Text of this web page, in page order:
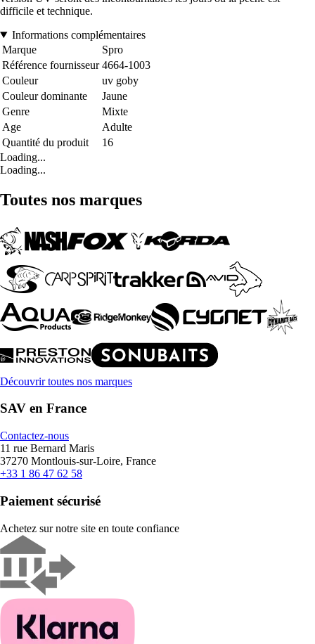
difficile et technique.
Informations complémentaires
Marque
Spro
Référence fournisseur 4664-1003
Couleur
uv goby
Couleur dominante
Jaune
Genre
Mixte
Age
Adulte
Quantité du produit
16
Loading...
Loading...
Toutes nos marques
Découvrir toutes nos marques
SAV en France
Contactez-nous
11 rue Bernard Maris
37270 Montlouis-sur-Loire, France
+33 1 86 47 62 58
Paiement sécurisé
Achetez sur notre site en toute confiance